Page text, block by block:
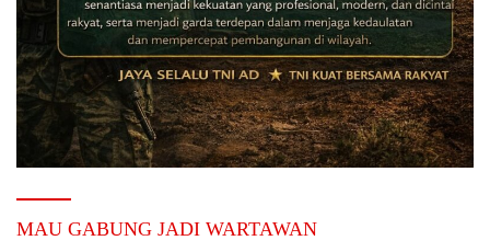
MAU GABUNG JADI WARTAWAN